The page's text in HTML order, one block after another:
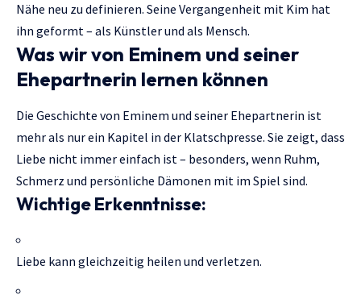
Nähe neu zu definieren. Seine Vergangenheit mit Kim hat
ihn geformt – als Künstler und als Mensch.
Was wir von Eminem und seiner
Ehepartnerin lernen können
Die Geschichte von Eminem und seiner Ehepartnerin ist
mehr als nur ein Kapitel in der Klatschpresse. Sie zeigt, dass
Liebe nicht immer einfach ist – besonders, wenn Ruhm,
Schmerz und persönliche Dämonen mit im Spiel sind.
Wichtige Erkenntnisse:
Liebe kann gleichzeitig heilen und verletzen.